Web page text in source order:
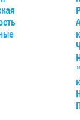
видом на
До Праги
Смиховского или